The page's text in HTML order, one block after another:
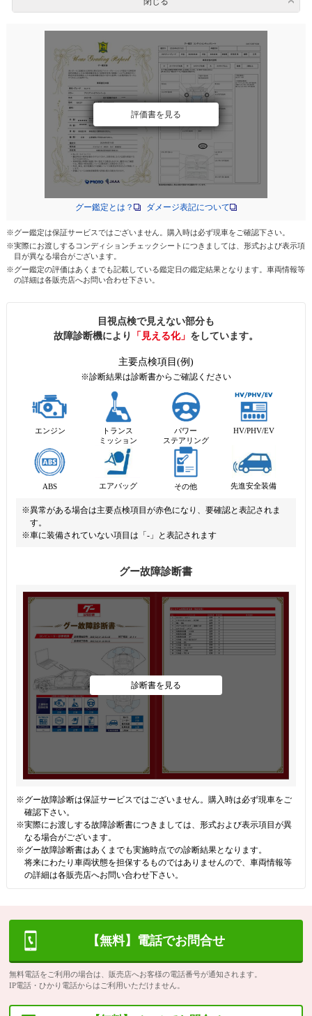
評価書を見る
グー鑑定とは？ ダメージ表記について
※グー鑑定は保証サービスではございません。購入時は必ず現車をご確認下さい。
※実際にお渡しするコンディションチェックシートにつきましては、形式および表示項
目が異なる場合がございます。
※グー鑑定の評価はあくまでも記載している鑑定日の鑑定結果となります。車両情報等
の詳細は各販売店へお問い合わせ下さい。
目視点検で見えない部分も
故障診断機により
「見える化」 をしています。
主要点検項目(例)
※診断結果は診断書からご確認ください
エンジン
トランス
ミッション
パワー
ステアリング
HV/PHV/EV
ABS エアバッグ その他 先進安全装備
※異常がある場合は主要点検項目が赤色になり、要確認と表記されま
す。
※車に装備されていない項目は「-」と表記されます
グー故障診断書
診断書を見る
※グー故障診断は保証サービスではございません。購入時は必ず現車をご
確認下さい。
※実際にお渡しする故障診断書につきましては、形式および表示項目が異
なる場合がございます。
※グー故障診断書はあくまでも実施時点での診断結果となります。
将来にわたり車両状態を担保するものではありませんので、車両情報等
の詳細は各販売店へお問い合わせ下さい。
【無料】電話でお問合せ
無料電話をご利用の場合は、販売店へお客様の電話番号が通知されます。
IP電話・ひかり電話からはご利用いただけません。